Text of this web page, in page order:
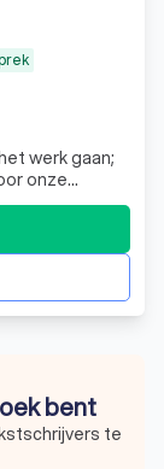
werk gaan;
onze
in ons
bent
te